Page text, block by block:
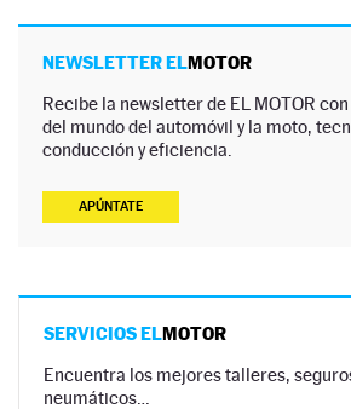
NEWSLETTER ELMOTOR
Recibe la newsletter de EL MOTOR
del mundo del automóvil y la moto,
conducción y eficiencia.
APÚNTATE
SERVICIOS ELMOTOR
Encuentra los mejores talleres,
neumáticos…